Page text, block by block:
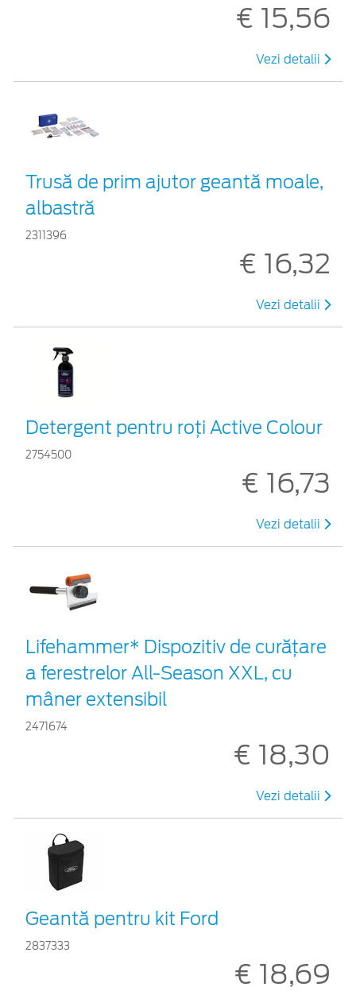
€ 15,56
Vezi detalii
Trusă de prim ajutor geantă moale,
albastră
2311396
€ 16,32
Vezi detalii
Detergent pentru roți Active Colour
2754500
€ 16,73
Vezi detalii
Lifehammer* Dispozitiv de curățare
a ferestrelor All-Season XXL, cu
mâner extensibil
2471674
€ 18,30
Vezi detalii
Geantă pentru kit Ford
2837333
€ 18,69